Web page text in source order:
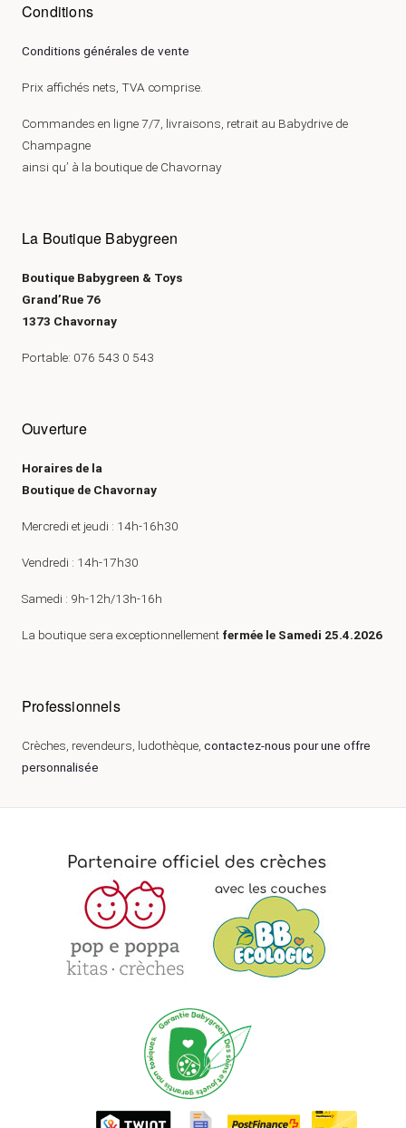
Conditions
Conditions générales de vente
Prix affichés nets, TVA comprise.
Commandes en ligne 7/7, livraisons, retrait au Babydrive de
Champagne
ainsi qu’ à la boutique de Chavornay
La Boutique Babygreen
Boutique Babygreen & Toys
Grand’Rue 76
1373 Chavornay
Portable: 076 543 0 543
Ouverture
Horaires de la
Boutique de Chavornay
Mercredi et jeudi : 14h-16h30
Vendredi : 14h-17h30
Samedi : 9h-12h/13h-16h
La boutique sera exceptionnellement fermée le Samedi 25.4.2026
Professionnels
Crèches, revendeurs, ludothèque, contactez-nous pour une offre
personnalisée